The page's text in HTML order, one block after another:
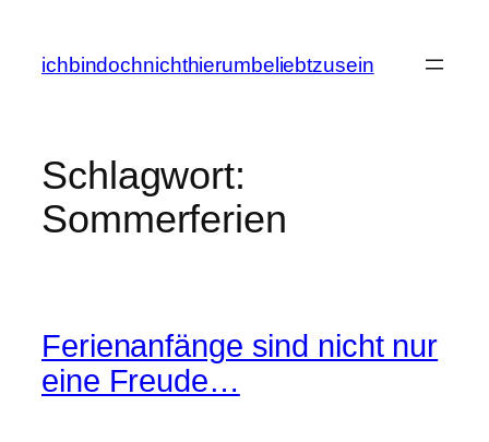
springen
ichbindochnichthierumbeliebtzusein
Schlagwort:
Sommerferien
Ferienanfänge sind nicht nur
eine Freude…